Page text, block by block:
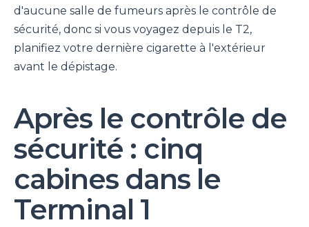
d'aucune salle de fumeurs après le contrôle de
sécurité, donc si vous voyagez depuis le T2,
planifiez votre dernière cigarette à l'extérieur
avant le dépistage.
Après le contrôle de
sécurité : cinq
cabines dans le
Terminal 1